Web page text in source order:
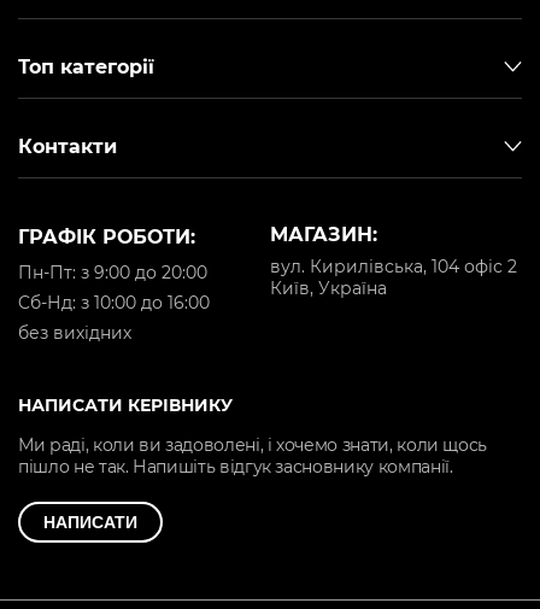
Топ категорії
Контакти
МАГАЗИН:
вул. Кирилівська, 104 офіс 2
Київ, Україна
ГРАФІК РОБОТИ:
Пн-Пт: з 9:00 до 20:00
Cб-Нд: з 10:00 до 16:00
без вихідних
НАПИСАТИ КЕРІВНИКУ
Ми раді, коли ви задоволені, і хочемо знати, коли щось
пішло не так. Напишіть відгук засновнику компанії.
НАПИСАТИ